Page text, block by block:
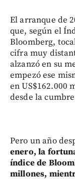
El arranque de
que, según el
Bloomberg,
cifra muy
alzanzó en su
empezó ese
en US$162.000
desde la
Pero un año
enero, la
índice de
millones,